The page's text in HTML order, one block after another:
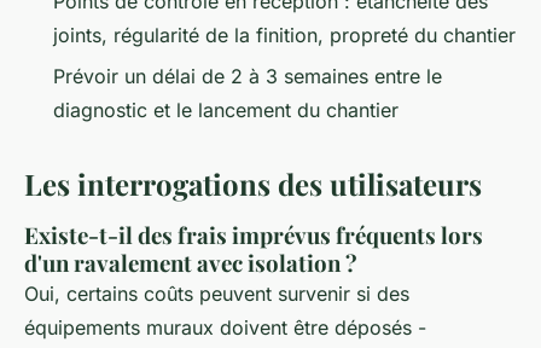
joints, régularité de la finition, propreté du chantier
Prévoir un délai de 2 à 3 semaines entre le
diagnostic et le lancement du chantier
Les interrogations des utilisateurs
Existe-t-il des frais imprévus fréquents lors
d'un ravalement avec isolation ?
Oui, certains coûts peuvent survenir si des
équipements muraux doivent être déposés -